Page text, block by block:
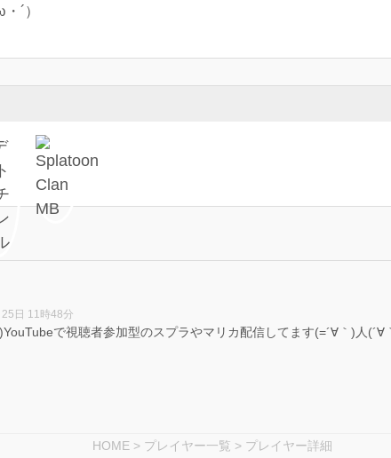
´）
日 11時48分
で視聴者参加型のスプラやマリカ配信してます(=´∀｀)人(´∀
HOME > プレイヤー一覧 > プレイヤー詳細